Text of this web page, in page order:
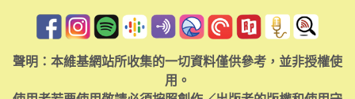
聲明：本維基網站所收集的一切資料僅供參考，並非授權使
用。